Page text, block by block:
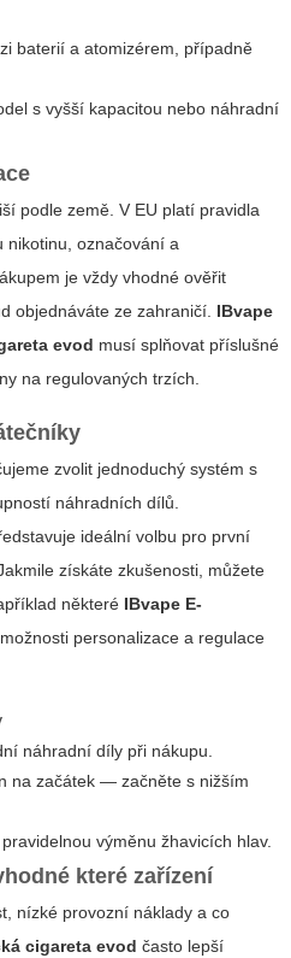
baterií a atomizérem, případně
s vyšší kapacitou nebo náhradní
podle země. V EU platí pravidla
nikotinu, označování a
je vždy vhodné ověřit
objednáváte ze zahraničí. IBvape
evod musí splňovat příslušné
na regulovaných trzích.
zvolit jednoduchý systém s
náhradních dílů.
ideální volbu pro první
získáte zkušenosti, můžete
některé IBvape E-
personalizace a regulace
náhradní díly při nákupu.
na začátek — začněte s nižším
výměnu žhavicích hlav.
které zařízení
nízké provozní náklady a co
cigareta evod často lepší